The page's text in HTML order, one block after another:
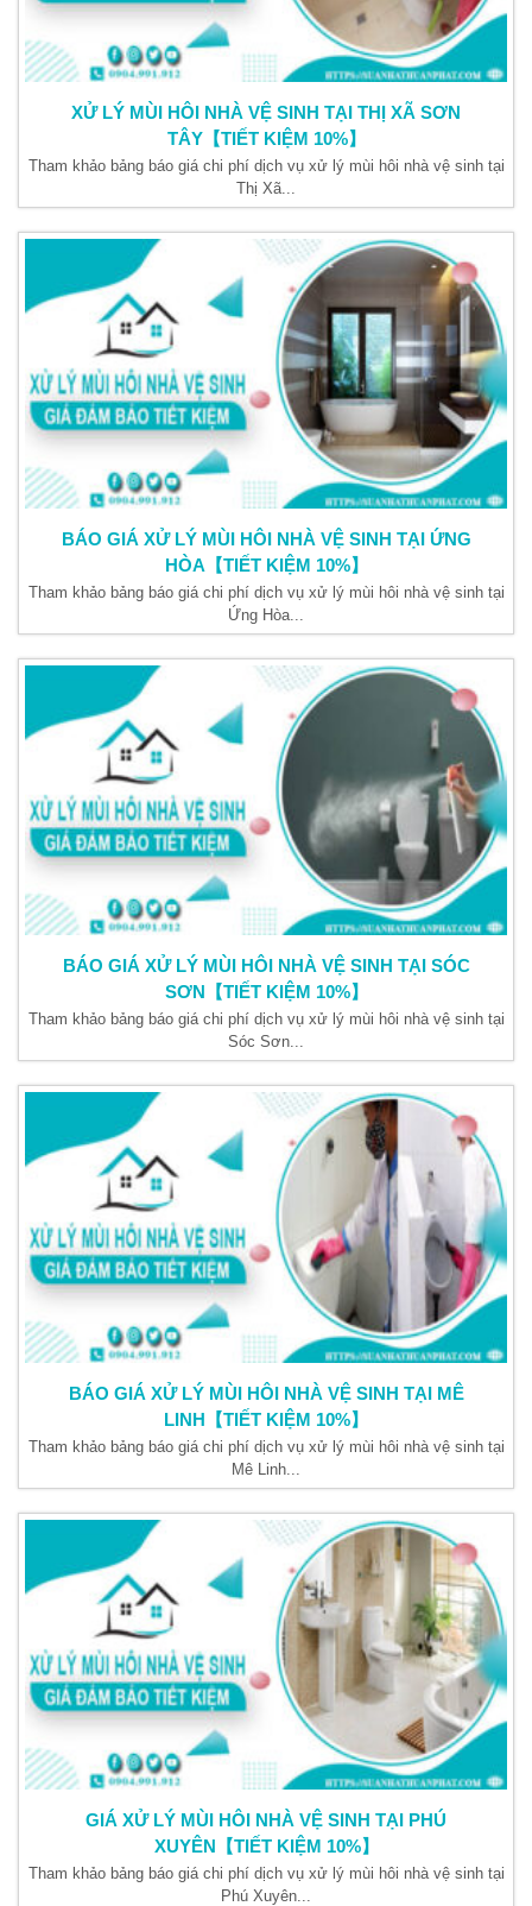
XỬ LÝ MÙI HÔI NHÀ VỆ SINH TẠI THỊ XÃ SƠN
TÂY【TIẾT KIỆM 10%】
Tham khảo bảng báo giá chi phí dịch vụ xử lý mùi hôi nhà vệ sinh tại
Thị Xã...
BÁO GIÁ XỬ LÝ MÙI HÔI NHÀ VỆ SINH TẠI ỨNG
HÒA【TIẾT KIỆM 10%】
Tham khảo bảng báo giá chi phí dịch vụ xử lý mùi hôi nhà vệ sinh tại
Ứng Hòa...
BÁO GIÁ XỬ LÝ MÙI HÔI NHÀ VỆ SINH TẠI SÓC
SƠN【TIẾT KIỆM 10%】
Tham khảo bảng báo giá chi phí dịch vụ xử lý mùi hôi nhà vệ sinh tại
Sóc Sơn...
BÁO GIÁ XỬ LÝ MÙI HÔI NHÀ VỆ SINH TẠI MÊ
LINH【TIẾT KIỆM 10%】
Tham khảo bảng báo giá chi phí dịch vụ xử lý mùi hôi nhà vệ sinh tại
Mê Linh...
GIÁ XỬ LÝ MÙI HÔI NHÀ VỆ SINH TẠI PHÚ
XUYÊN【TIẾT KIỆM 10%】
Tham khảo bảng báo giá chi phí dịch vụ xử lý mùi hôi nhà vệ sinh tại
Phú Xuyên...